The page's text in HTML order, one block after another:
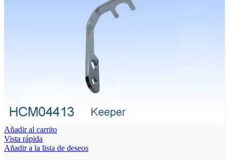
Añadir al carrito
Vista rápida
Añadir a la lista de deseos